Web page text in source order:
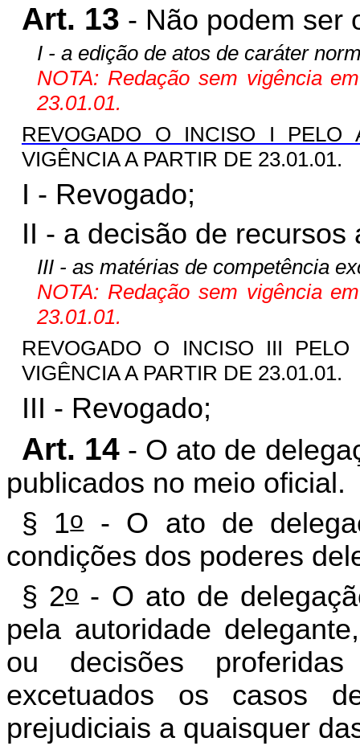
Art. 13 - Não podem ser
I - a edição de atos de caráter
NOTA: Redação sem vigência
23.01.01.
REVOGADO O INCISO I
VIGÊNCIA A PARTIR DE 23.01.01.
I - Revogado;
II - a decisão de recursos
III - as matérias de competência
NOTA: Redação sem vigência
23.01.01.
REVOGADO O INCISO III
VIGÊNCIA A PARTIR DE 23.01.01.
III - Revogado;
Art. 14 - O ato de
publicados no meio oficial.
§ 1o- O ato de
condições dos poderes
§ 2o- O ato de
pela autoridade
ou decisões
excetuados os casos
prejudiciais a quaisquer